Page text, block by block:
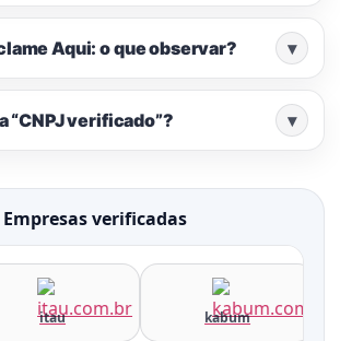
Aqui: o que observar? ▾
“CNPJ verificado”? ▾
Empresas verificadas
itau kabum